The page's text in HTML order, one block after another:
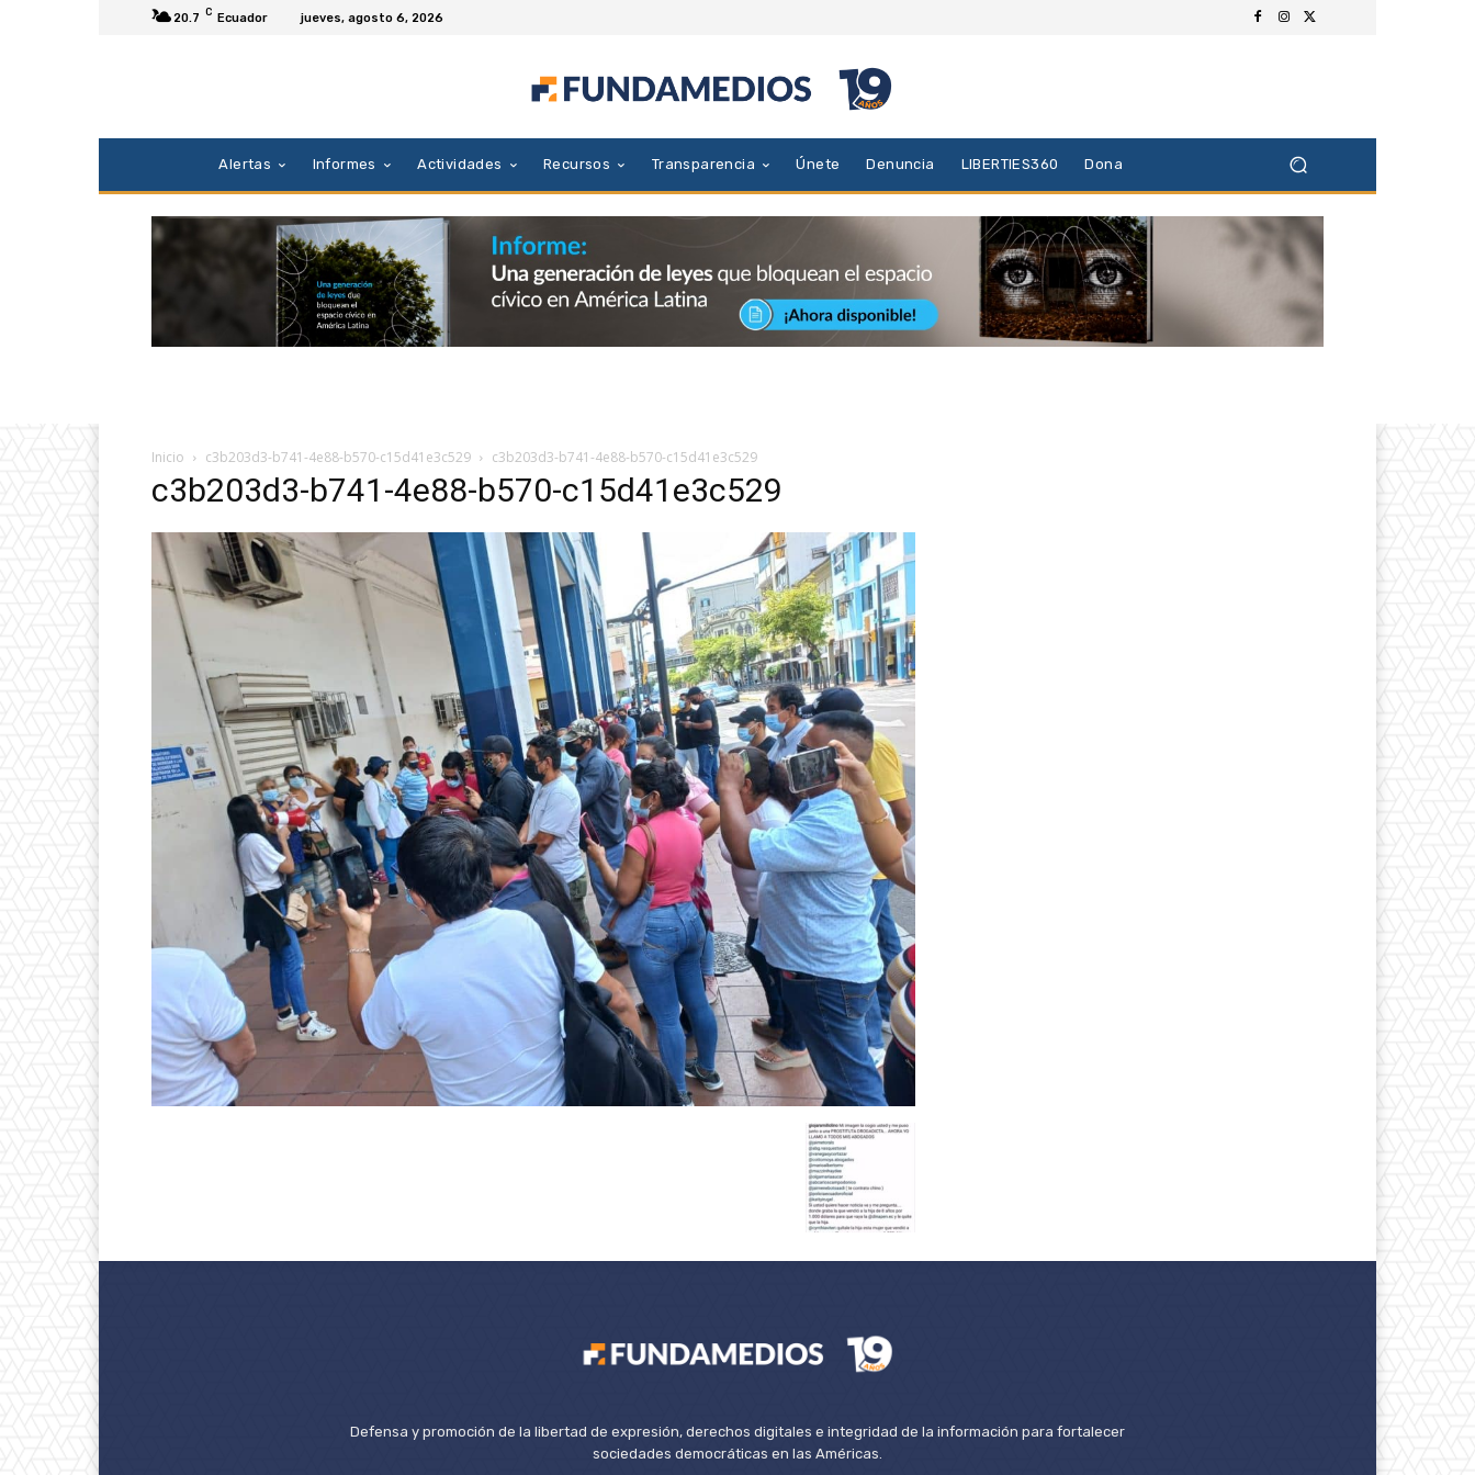
20.7 C Ecuador jueves, agosto 6, 2026
Alertas Informes Actividades Recursos Transparencia Únete Denuncia LIBERTIES360 Dona
Inicio c3b203d3-b741-4e88-b570-c15d41e3c529 c3b203d3-b741-4e88-b570-c15d41e3c529
c3b203d3-b741-4e88-b570-c15d41e3c529
Defensa y promoción de la libertad de expresión, derechos digitales e integridad de la información para fortalecer
sociedades democráticas en las Américas.